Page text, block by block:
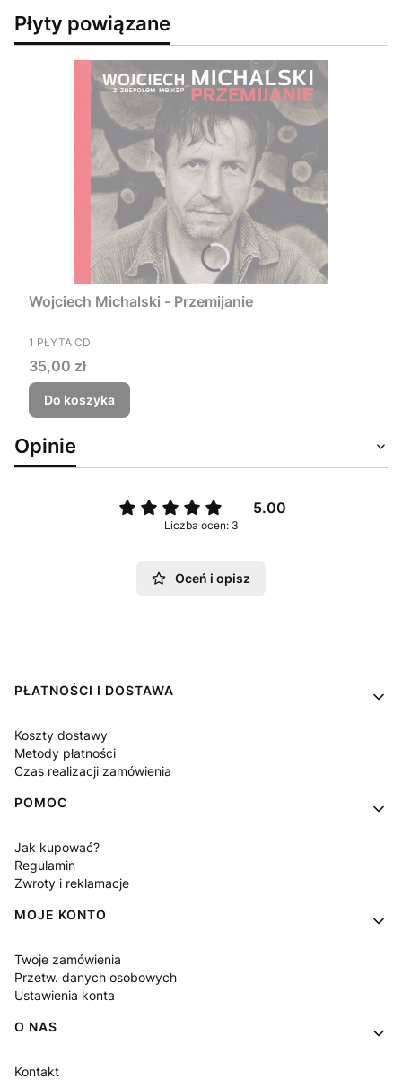
Płyty powiązane
Wojciech Michalski - Przemijanie
PRODUCENT
1 PŁYTA CD
Cena
35,00 zł
Do koszyka
Opinie
5.00
Liczba ocen: 3
Oceń i opisz
Linki w stopce
PŁATNOŚCI I DOSTAWA
Koszty dostawy
Metody płatności
Czas realizacji zamówienia
POMOC
Jak kupować?
Regulamin
Zwroty i reklamacje
MOJE KONTO
Twoje zamówienia
Przetw. danych osobowych
Ustawienia konta
O NAS
Kontakt